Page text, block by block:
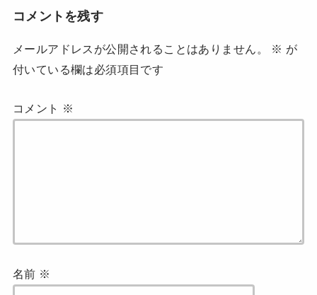
す
コメントを残す
メールアドレスが公開されることはありません。 ※ が
付いている欄は必須項目です
コメント ※
名前 ※